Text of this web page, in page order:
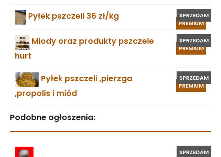
PREMIUM
SPRZEDAM
Pyłek pszczeli 36 zł/kg
PREMIUM
SPRZEDAM
Miody oraz produkty pszczele
hurt
PREMIUM
SPRZEDAM
Pyłek pszczeli ,pierzga
,propolis i miód
Podobne ogłoszenia:
SPRZEDAM